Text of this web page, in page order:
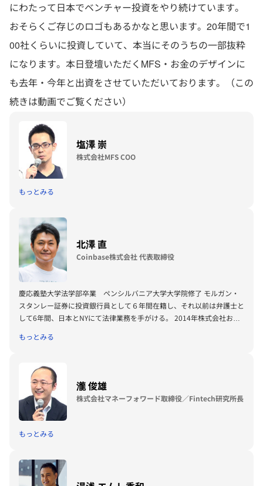
にわたって日本でベンチャー投資をやり続けています。
おそらくご存じのロゴもあるかなと思います。20年間で1
00社くらいに投資していて、本当にそのうちの一部抜粋
になります。本日登壇いただくMFS・お金のデザインに
も去年・今年と出資をさせていただいております。（この
続きは動画でご覧ください）
塩澤 崇
株式会社MFS COO
もっとみる
北澤 直
Coinbase株式会社 代表取締役
慶応義塾大学法学部卒業 ペンシルバニア大学大学院修了 モルガン・
スタンレー証券に投資銀行員として６年間在籍し、それ以前は弁護士と
して6年間、日本とNYにて法律業務を手がける。 2014年株式会社お金
のローンチとビジネス拡大に携わる。一般社団法人Fintech協会の創立
社外取締役。AnyMind Group株式会社社外監査役。 著書に「誰が
FinTechを制するのか」（単著）（KADOKAWA）、「ロボアドバイザ
ーの資産運用革命」（共著）（きんざい）など。
もっとみる
瀧 俊雄
株式会社マネーフォワード取締役／Fintech研究所長
もっとみる